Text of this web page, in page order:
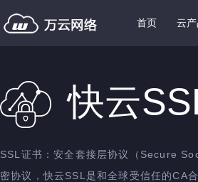
首页 云产
快云
SSL证书：安全套接层协议（Secure
密协议，快云SSL是和全球受信任的CA